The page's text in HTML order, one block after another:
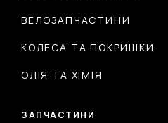
ВЕЛОЗАПЧАСТИНИ
КОЛЕСА ТА ПОКРИШКИ
ОЛІЯ ТА ХІМІЯ
ЗАПЧАСТИНИ